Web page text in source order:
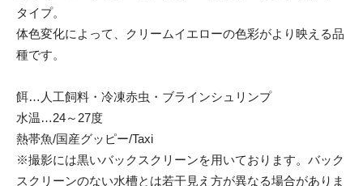
タイプ。
体色変化によって、クリームイエローの色彩がより映える品
種です。
餌…人工飼料・冷凍赤虫・ブラインシュリンプ
水温…24～27度
熱帯魚/国産グッピー/Taxi
※撮影には黒いバックスクリーンを用いております。バック
スクリーンのない水槽とは若干見え方が異なる場合がありま